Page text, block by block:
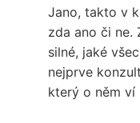
Jano, takto v
zda ano či ne.
silné, jaké
nejprve
který o něm ví